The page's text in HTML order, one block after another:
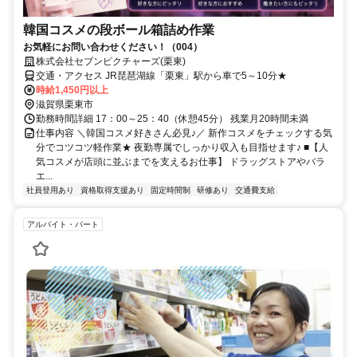
韓国コスメの段ボール箱詰め作業
お気軽にお問い合わせください！（004）
株式会社セブンピクチャーズ(栗東)
交通・アクセス JR琵琶湖線「栗東」駅から車で5～10分★
時給1,450円以上
滋賀県栗東市
勤務時間詳細 17：00～25：40（休憩45分） 残業月20時間未満
仕事内容 ＼韓国コスメ好きさん必見♪／ 新作コスメをチェックする気
分でコツコツ軽作業★ 夜勤専属でしっかり収入も目指せます♪ ■【人
気コスメが店頭に並ぶまでを支えるお仕事】 ドラッグストアやバラ
エ...
社員登用あり 資格取得支援あり 固定時間制 研修あり 交通費支給
アルバイト・パート